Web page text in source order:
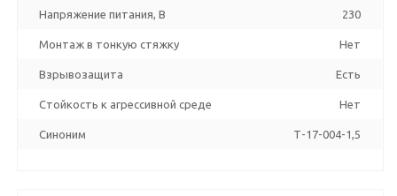
Напряжение питания, В 230
Монтаж в тонкую стяжку Нет
Взрывозащита Есть
Стойкость к агрессивной среде Нет
Синоним Т-17-004-1,5